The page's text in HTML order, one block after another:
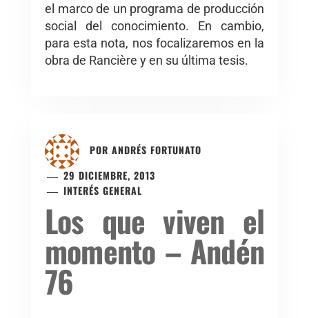
el marco de un programa de producción
social del conocimiento. En cambio,
para esta nota, nos focalizaremos en la
obra de Rancière y en su última tesis.
POR ANDRÉS FORTUNATO
29 DICIEMBRE, 2013
INTERÉS GENERAL
Los que viven el
momento – Andén
76